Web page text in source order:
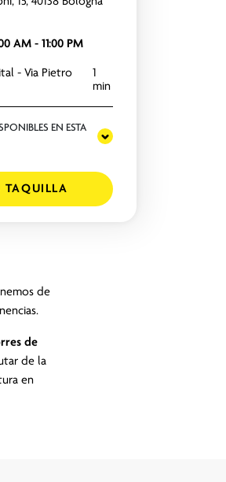
AM - 11:00 PM
- Via Pietro
1
min
EN ESTA
TAQUILLA
de
de
de la
en